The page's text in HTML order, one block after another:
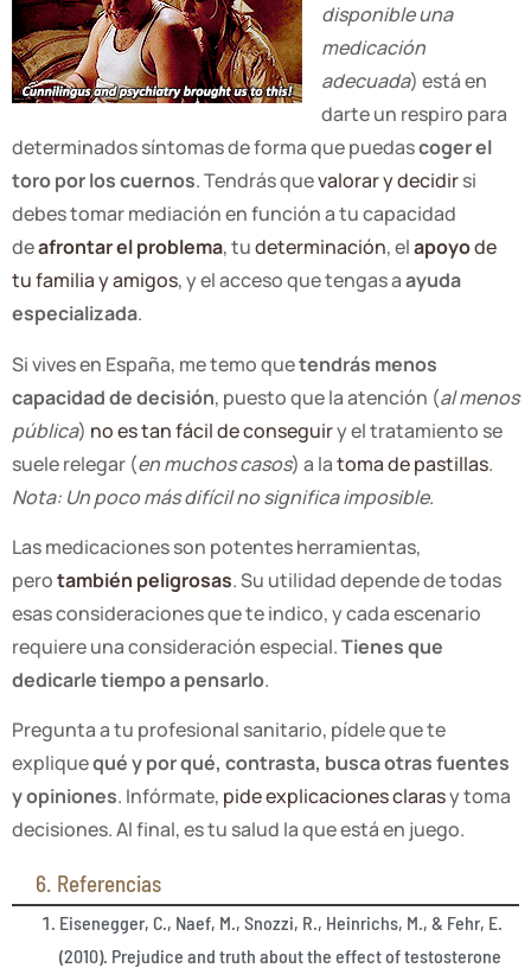
disponible una
medicación
adecuada) está en
darte un respiro para
determinados síntomas de forma que puedascoger el
toro por los cuernos. Tendrás quevalorar y decidirsi
debes tomar mediación en función a tu capacidad
deafrontar el problema, tudeterminación, elapoyode
tu familia y amigos, y el acceso que tengas aayuda
especializada.
Si vives en España, me temo quetendrás menos
capacidad de decisión, puesto que la atención (al menos
pública) no es tan fácil de conseguiry el tratamiento se
suele relegar (en muchos casos) a latoma de pastillas.
Nota: Un poco más difícil no significa imposible.
Las medicaciones son potentes herramientas,
perotambién peligrosas. Su utilidad depende de todas
esas consideraciones que te indico, y cada escenario
requiere una consideración especial.Tienes que
dedicarle tiempo a pensarlo.
Pregunta a tu profesional sanitario, pídele que te
expliquequé y por qué, contrasta, busca otras fuentes
y opiniones. Infórmate, pide explicaciones clarasy toma
decisiones. Al final, es tu salud la que está en juego.
6. Referencias
Eisenegger, C., Naef, M., Snozzi, R., Heinrichs, M., & Fehr, E.
(2010). Prejudice and truth about the effect of testosterone